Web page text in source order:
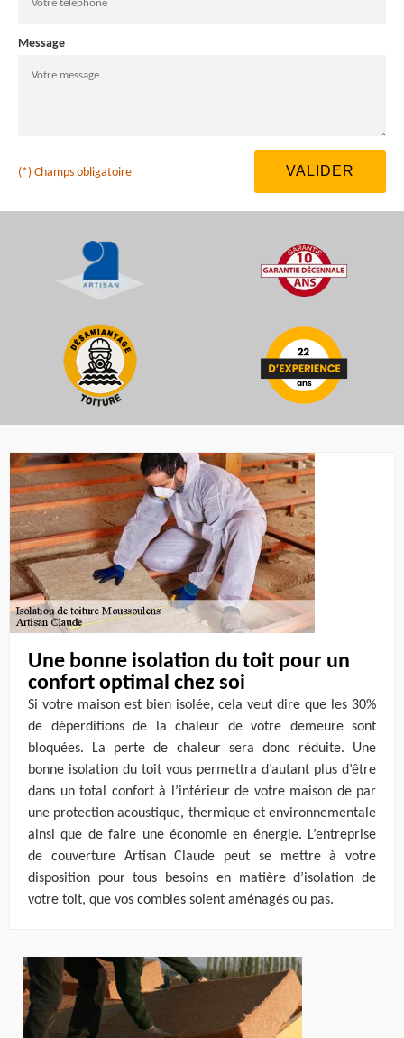
Message
(*) Champs obligatoire
Une bonne isolation du toit pour un
confort optimal chez soi
Si votre maison est bien isolée, cela veut dire que les 30%
de déperditions de la chaleur de votre demeure sont
bloquées. La perte de chaleur sera donc réduite. Une
bonne isolation du toit vous permettra d’autant plus d’être
dans un total confort à l’intérieur de votre maison de par
une protection acoustique, thermique et environnementale
ainsi que de faire une économie en énergie. L’entreprise
de couverture Artisan Claude peut se mettre à votre
disposition pour tous besoins en matière d’isolation de
votre toit, que vos combles soient aménagés ou pas.